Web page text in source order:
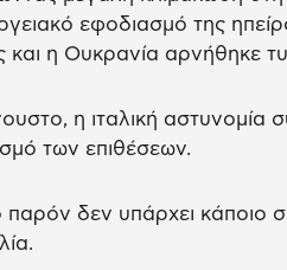
εφοδιασμό της
και η Ουκρανία αρνήθηκε
η ιταλική
των επιθέσεων.
παρόν δεν υπάρχει κάποιο